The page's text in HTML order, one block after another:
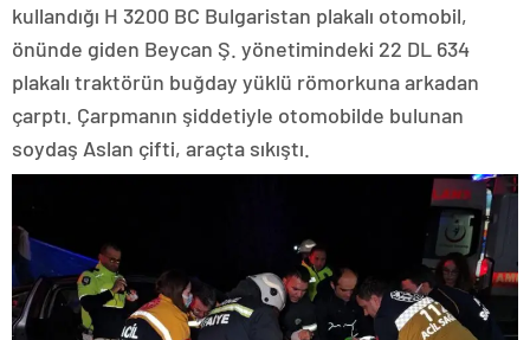
kullandığı H 3200 BC Bulgaristan plakalı otomobil,
önünde giden Beycan Ş. yönetimindeki 22 DL 634
plakalı traktörün buğday yüklü römorkuna arkadan
çarptı. Çarpmanın şiddetiyle otomobilde bulunan
soydaş Aslan çifti, araçta sıkıştı.